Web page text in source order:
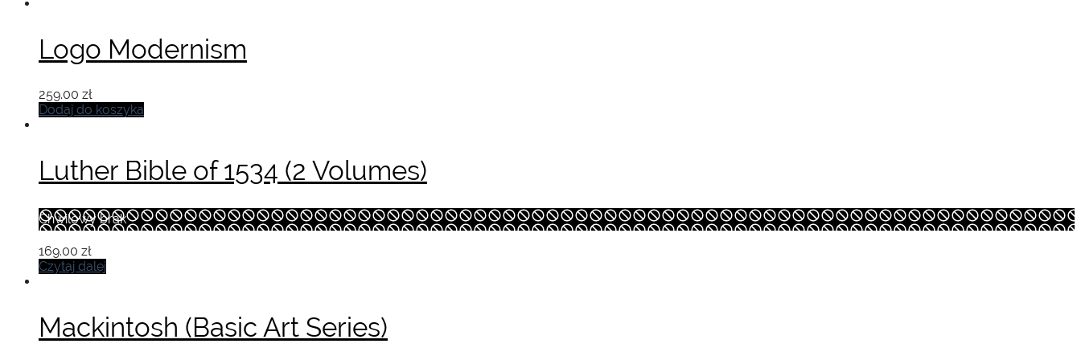
Logo Modernism
259.00 zł
Dodaj do koszyka
Luther Bible of 1534 (2 Volumes)
Chwilowy brak
169.00 zł
Czytaj dalej
Mackintosh (Basic Art Series)